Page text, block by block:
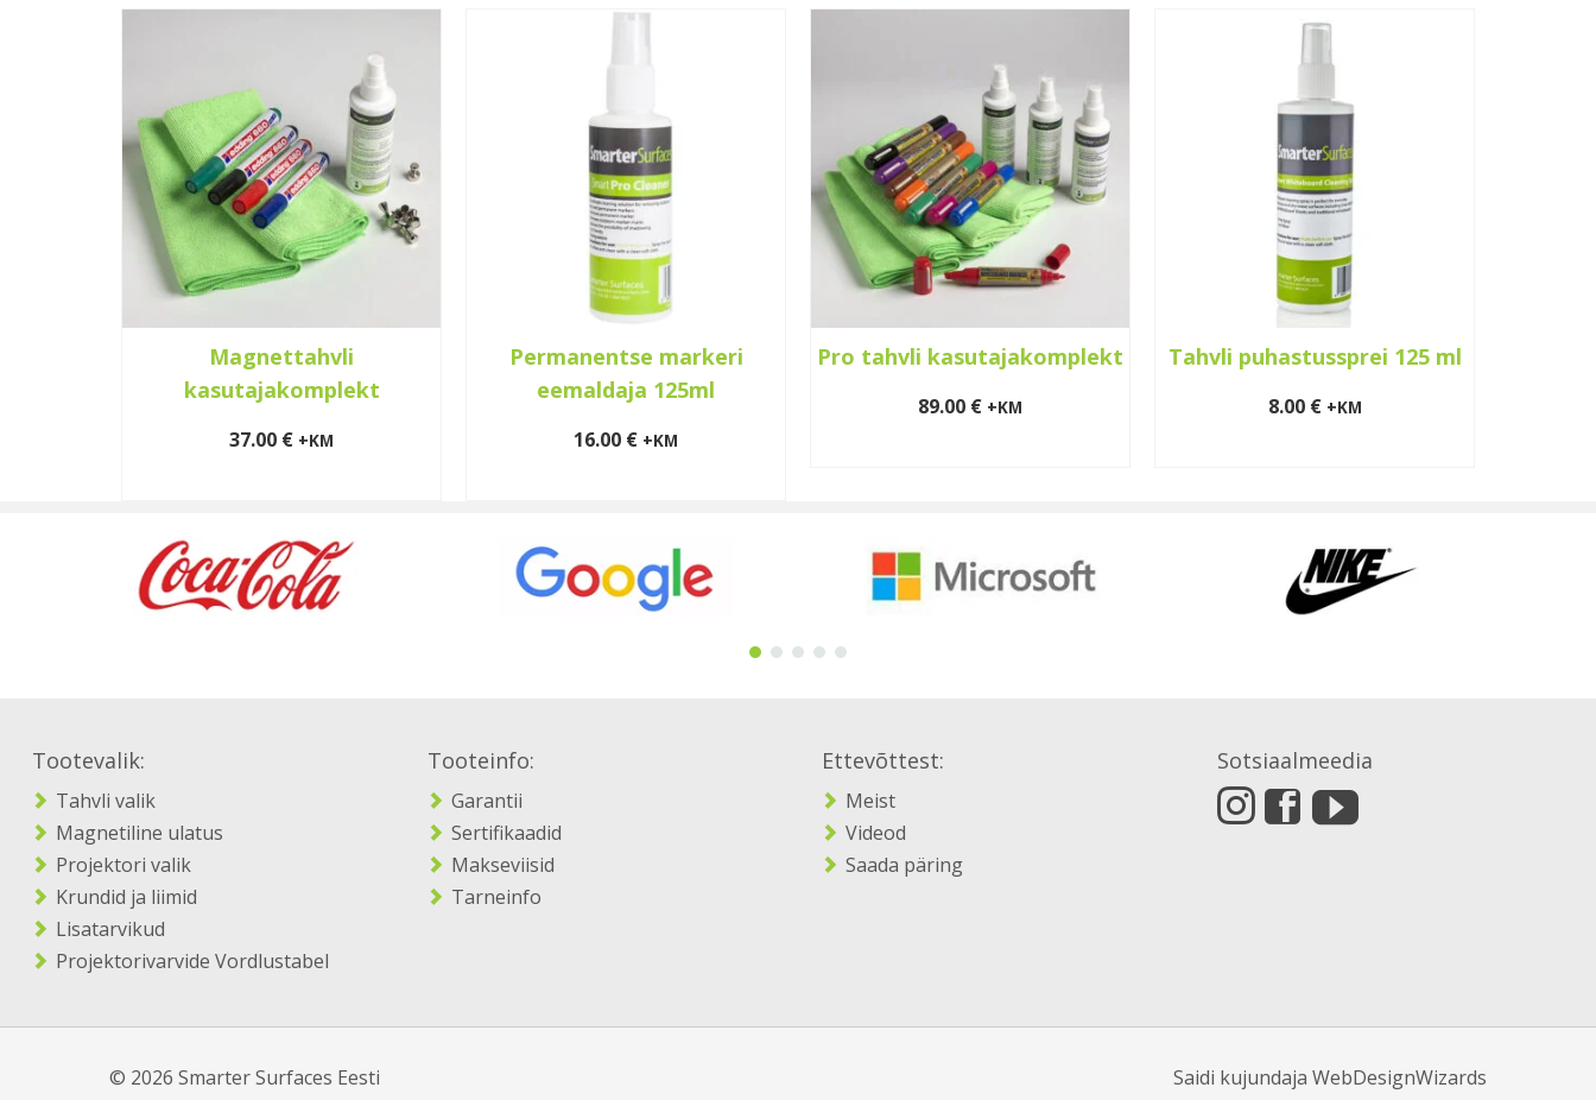
Magnettahvli
kasutajakomplekt
37.00 € +KM
Permanentse markeri
eemaldaja 125ml
16.00 € +KM
Pro tahvli kasutajakomplekt
89.00 € +KM
Tahvli puhastussprei 125 ml
8.00 € +KM
Tootevalik:
Tahvli valik
Magnetiline ulatus
Projektori valik
Krundid ja liimid
Lisatarvikud
Projektorivarvide Vordlustabel
Tooteinfo:
Garantii
Sertifikaadid
Makseviisid
Tarneinfo
Ettevõttest:
Meist
Videod
Saada päring
Sotsiaalmeedia
© 2026 Smarter Surfaces Eesti Saidi kujundaja WebDesignWizards